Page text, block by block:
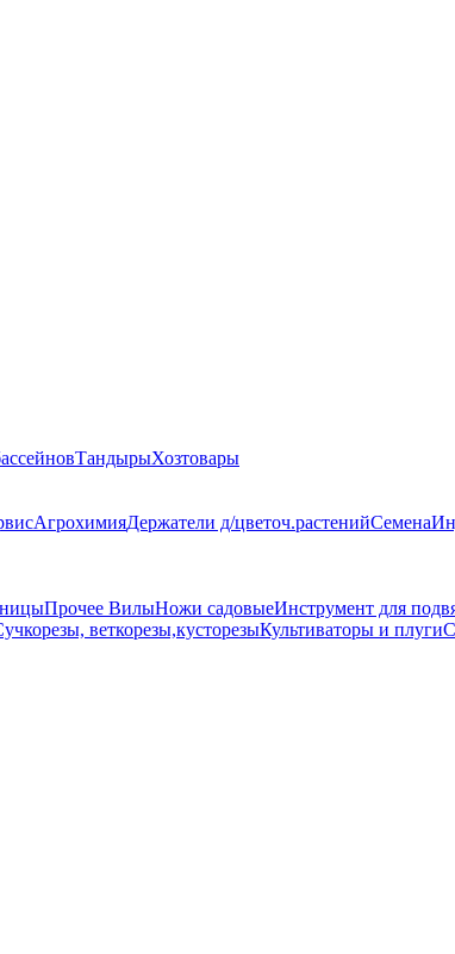
ТандырыХозтовары
АгрохимияДержатели д/цветоч.растенийСемена
Прочее ВилыНожи садовыеИнструмент для
веткорезы,кусторезыКультиваторы и плуги